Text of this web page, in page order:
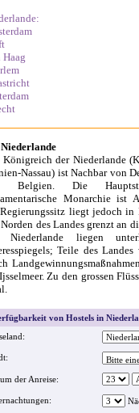
Haag
Königreich der Niederlande
Nassau) ist Nachbar von
Belgien. Die
Monarchie ist
liegt jedoch in
des Landes grenzt an
Niederlande liegen
Teile des Landes
Zu den grossen
von Hostels in
der Anreise: